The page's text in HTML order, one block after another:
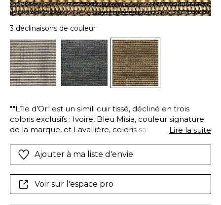
3 déclinaisons de couleur
""L’île d’Or" est un simili cuir tissé, décliné en trois
coloris exclusifs : Ivoire, Bleu Misia, couleur signature
de la marque, et Lavallière, coloris satiné au rendu
même fil mouliné noir et blanc avec un fil ocre guipé
et irrégulier : c’est ce qui procure à "L’île d’Or" tout
fantaisie se prêtera idéalement à la confection de
sièges à usage classique, de coussins et autres
accessoires décoratifs."
Lire la suite
Ajouter à ma liste d'envie
Voir sur l'espace pro